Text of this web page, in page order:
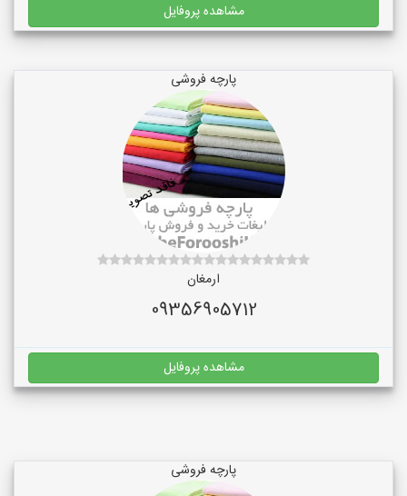
مشاهده پروفایل
پارچه فروشی
ارمغان
09356905712
مشاهده پروفایل
پارچه فروشی